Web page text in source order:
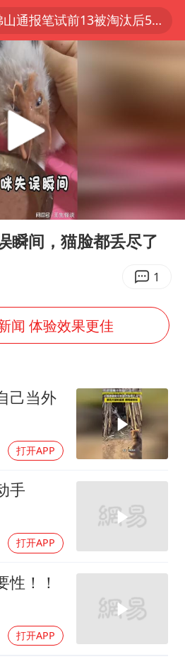
佛山通报笔试前13被淘汰后5名进体检
豹钛9新车申报
泰国枪击案凶手先杀祖父母后行凶
河南回应带薪错峰休假通知引争议
部回应日本试射“战斧”导弹
国防部：中国军队坚决反制任何闹海挑衅图谋
宜宾市高县发生4.9级地震
中国仓储指数连续两月运行在扩张区间
曝美拒绝乌增购“爱国者”导弹请求
名后的“青海拉面”店
之约 相约未来
02:18
瞬间，猫脸都丢尽了
1
闻 体验效果更佳
己当外
打开APP
手
打开APP
性！！
打开APP